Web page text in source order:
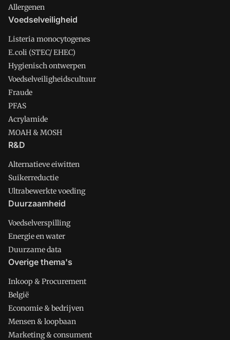
Allergenen
Voedselveiligheid
Listeria monocytogenes
E.coli (STEC/ EHEC)
Hygienisch ontwerpen
Voedselveiligheidscultuur
Fraude
PFAS
Acrylamide
MOAH & MOSH
R&D
Alternatieve eiwitten
Suikerreductie
Ultrabewerkte voeding
Duurzaamheid
Voedselverspilling
Energie en water
Duurzame data
Overige thema's
Inkoop & Procurement
België
Economie & bedrijven
Mensen & loopbaan
Marketing & consument